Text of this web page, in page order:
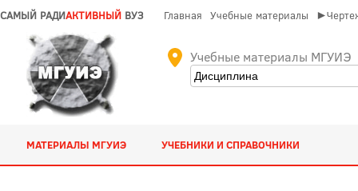
САМЫЙ РАДИАКТИВНЫЙ ВУЗ Главная Учебные материалы
Учебные материалы МГУИЭ
МАТЕРИАЛЫ МГУИЭ УЧЕБНИКИ И СПРАВОЧНИКИ